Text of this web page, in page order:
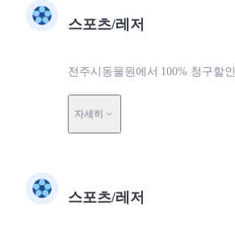
스포츠/레저
전주시동물원에서 100% 청구할인
자세히
스포츠/레저